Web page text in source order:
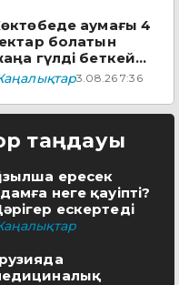
ареалына жіберілді
аумағы 4
болатын
гүлді беткей
3.08.26 7:36
таңдауы
ересек
неге қауіпті?
ескертеді